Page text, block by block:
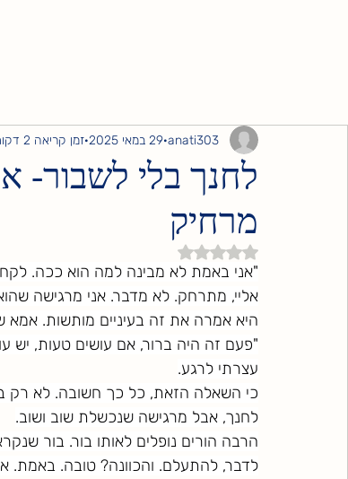
לחנך בלי לשבור-
מרחיק
anati303 29 במאי 2025 זמן קריאה 2 דקות
דירוג של NaN מתוך 5 כוכבים
"אני באמת לא מבינה למה הוא ככה.
אליי, מתרחק. לא מדבר. אני מרגישה
היא אמרה את זה בעיניים מותשות. אמא
"פעם זה היה ברור, אם עושים טעות, יש
עצרתי לרגע.
כי השאלה הזאת, כל כך חשובה. לא רק
לחנך, אבל מרגישה שנכשלת שוב ושוב.
הרבה הורים נופלים לאותו בור. בור
לדבר, להתעלם. והכוונה? טובה. באמת.